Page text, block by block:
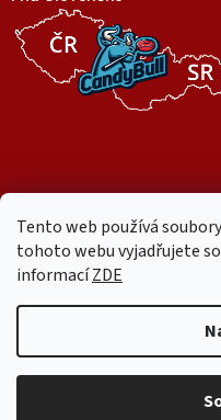
Tento web používá
tohoto webu vyjadřujete
informacíZDE
Copyright 2026Mr. Candy